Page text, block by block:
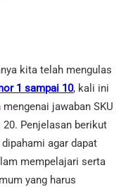
kita telah mengulas
1 sampai 10, kali ini
jawaban SKU
Penjelasan berikut
agar dapat
mempelajari serta
yang harus